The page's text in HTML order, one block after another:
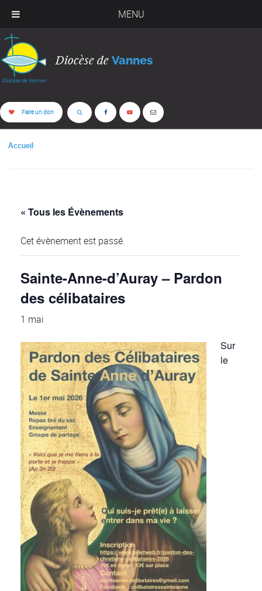
MENU
Diocèse de Vannes
Faire un don
Accueil
« Tous les Évènements
Cet évènement est passé.
Sainte-Anne-d’Auray – Pardon
des célibataires
1 mai
Sur
le